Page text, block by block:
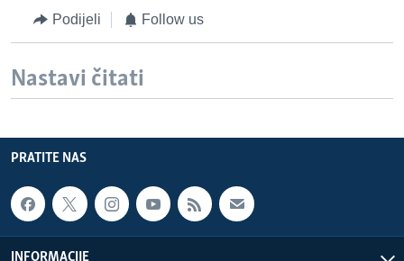
Podijeli Follow us
Nastavi čitati
PRATITE NAS
INFORMACIJE